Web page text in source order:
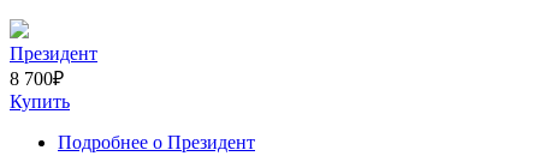
Президент
8 700₽
Купить
Подробнее о Президент